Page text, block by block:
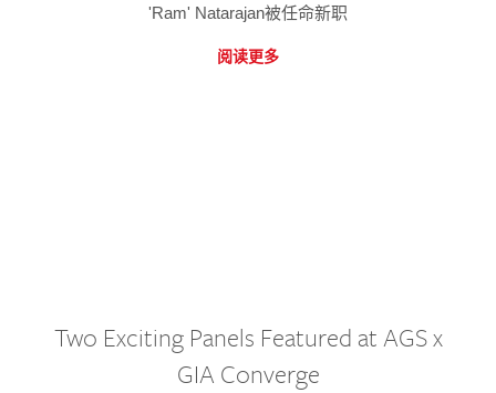
'Ram' Natarajan被任命新职
阅读更多
Two Exciting Panels Featured at AGS x
GIA Converge